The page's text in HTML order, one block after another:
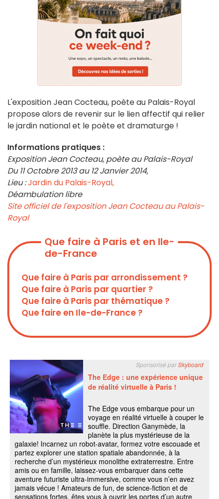
L'exposition Jean Cocteau, poète au Palais-Royal
propose alors de revenir sur le lien affectif qui relier
le jardin national et le poète et dramaturge !
Informations pratiques :
Exposition Jean Cocteau, poète au Palais-Royal
Du 11 Octobre 2013 au 12 Janvier 2014,
Lieu :Jardin du Palais-Royal,
Déambulation libre
Site officiel de l'exposition Jean Cocteau au Palais-
Royal
Que faire à Paris et en Ile-
de-France
Que faire à Paris par arrondissement ?
Que faire à Paris par quartier ?
Que faire à Paris par thématique ?
Que faire en Ile-de-France ?